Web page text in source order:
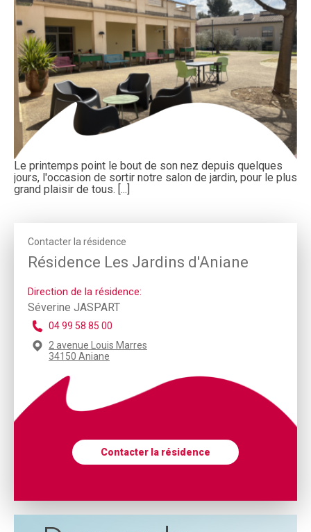
Le printemps point le bout de son nez depuis quelques
jours, l'occasion de sortir notre salon de jardin, pour le plus
grand plaisir de tous. [...]
Contacter la résidence
Résidence Les Jardins d'Aniane
Direction de la résidence:
Séverine JASPART
04 99 58 85 00
2 avenue Louis Marres
34150 Aniane
Contacter la résidence